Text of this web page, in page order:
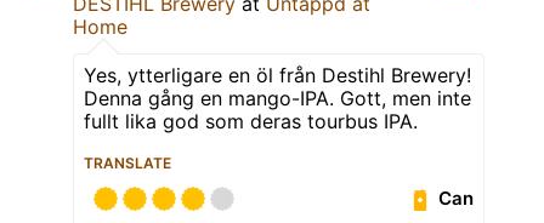
Home
Yes, ytterligare en öl från Destihl Brewery!
Denna gång en mango-IPA. Gott, men inte
fullt lika god som deras tourbus IPA.
TRANSLATE
Can